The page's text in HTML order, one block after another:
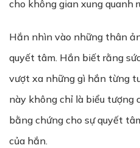
cho không gian xung quanh
Hắn nhìn vào những thân
quyết tâm. Hắn biết rằng
vượt xa những gì hắn từng
này không chỉ là biểu tượng
bằng chứng cho sự quyết
của hắn.